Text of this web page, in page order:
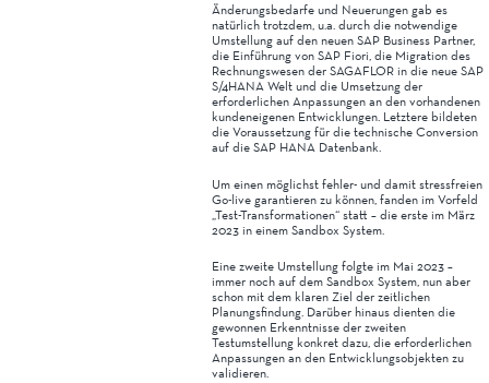
Änderungsbedarfe und Neuerungen gab es
natürlich trotzdem, u.a. durch die notwendige
Umstellung auf den neuen SAP Business Partner,
die Einführung von SAP Fiori, die Migration des
Rechnungswesen der SAGAFLOR in die neue SAP
S/4HANA Welt und die Umsetzung der
erforderlichen Anpassungen an den vorhandenen
kundeneigenen Entwicklungen. Letztere bildeten
die Voraussetzung für die technische Conversion
auf die SAP HANA Datenbank.
Um einen möglichst fehler- und damit stressfreien
Go-live garantieren zu können, fanden im Vorfeld
„Test-Transformationen“ statt – die erste im März
2023 in einem Sandbox System.
Eine zweite Umstellung folgte im Mai 2023 –
immer noch auf dem Sandbox System, nun aber
schon mit dem klaren Ziel der zeitlichen
Planungsfindung. Darüber hinaus dienten die
gewonnen Erkenntnisse der zweiten
Testumstellung konkret dazu, die erforderlichen
Anpassungen an den Entwicklungsobjekten zu
validieren.